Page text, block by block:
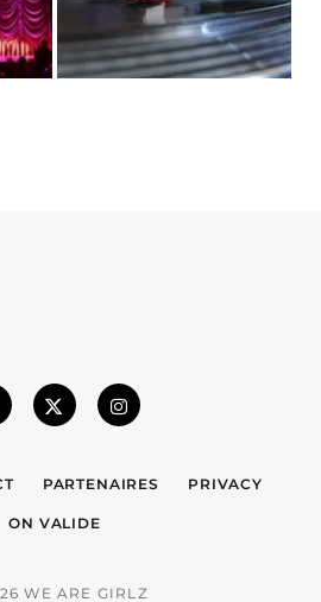
PARTENAIRES PRIVACY
ON VALIDE
WE ARE GIRLZ